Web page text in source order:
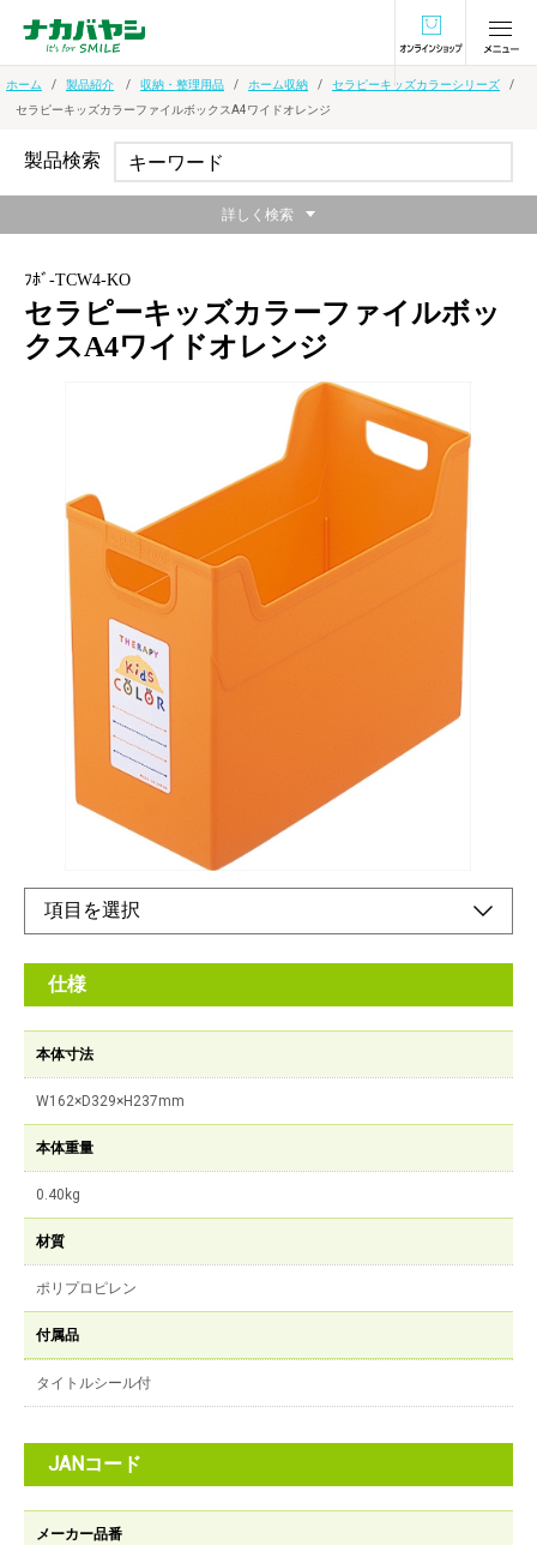
オンラインショ
ホーム 製品紹介 収納・整理用品 ホーム収納
セラピーキッズカラーシリーズ
セラピーキッズカラーファイルボックスA4ワイドオレンジ
ﾌﾎﾞ-TCW4-KO
セラピーキッズカラーファイルボッ
クスA4ワイドオレンジ
整理に便利なA4ワイドサイズ（収納目安：背幅23
ミリのA4ファイル約6冊、ビデオ約21本）
メーカー希望小売価格：
オープン
カラー心理効果で子供の心とコミュニケーション。ノートや
DVD、ファイルなどお子様の学用品の整理におすすめです。
オンラインショップ
仕様
本体寸法
W162×D329×H237mm
本体重量
0.40kg
材質
ポリプロピレン
付属品
タイトルシール付
JANコード
メーカー品番
製品検索
詳しく検索